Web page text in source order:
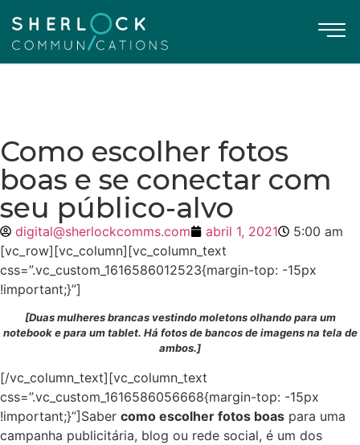
Como escolher fotos
boas e se conectar com
seu público-alvo
digital@sherlockcomms.com abril 1, 2021
5:00 am
[vc_row][vc_column][vc_column_text
css=”.vc_custom_1616586012523{margin-top: -15px
!important;}”]
[Duas mulheres brancas vestindo moletons olhando para um
notebook e para um tablet. Há fotos de bancos de imagens na tela de
ambos.]
[/vc_column_text][vc_column_text
css=”.vc_custom_1616586056668{margin-top: -15px
!important;}”]Saber como escolher fotos boas para uma
campanha publicitária, blog ou rede social, é um dos